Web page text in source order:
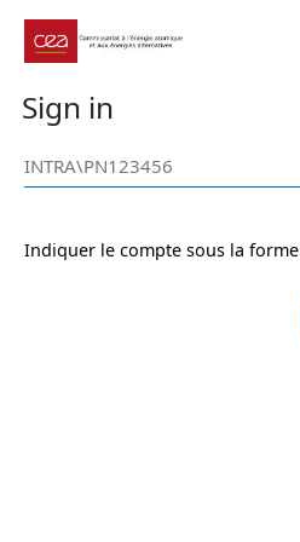
Sign in
Indiquer le compte sous la forme